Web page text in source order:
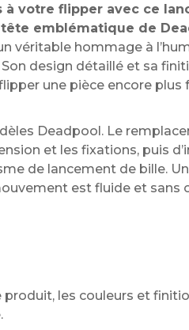
votre flipper avec ce
emblématique de
véritable hommage à
design détaillé et sa
une pièce encore plus
Deadpool. Le
et les fixations, puis
de lancement de bille.
est fluide et sans
les couleurs et